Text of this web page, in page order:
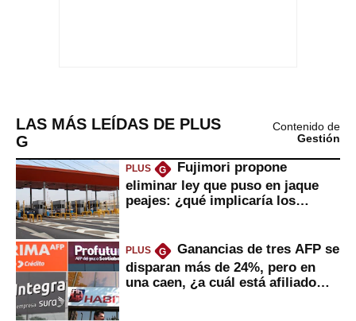
LAS MÁS LEÍDAS DE PLUS
G
Contenido de
Gestión
PLUS G
Fujimori propone
eliminar ley que puso en jaque
peajes: ¿qué implicaría los
PLUS G
Ganancias de tres AFP se
disparan más de 24%, pero en
una caen, ¿a cuál está afiliado